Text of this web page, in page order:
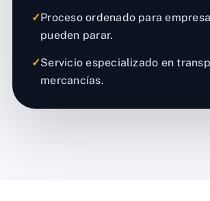
✓Proceso ordenado para
pueden parar.
✓Servicio especializado en
mercancías.